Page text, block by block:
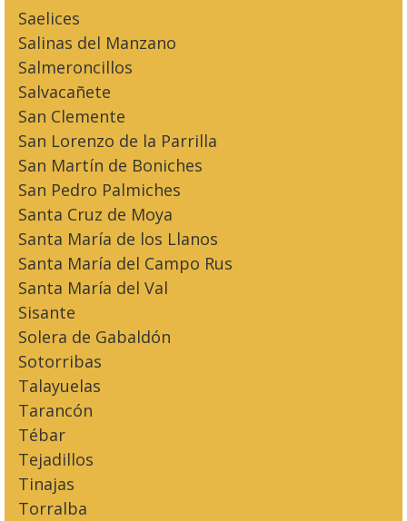
Saelices
Salinas del Manzano
Salmeroncillos
Salvacañete
San Clemente
San Lorenzo de la Parrilla
San Martín de Boniches
San Pedro Palmiches
Santa Cruz de Moya
Santa María de los Llanos
Santa María del Campo Rus
Santa María del Val
Sisante
Solera de Gabaldón
Sotorribas
Talayuelas
Tarancón
Tébar
Tejadillos
Tinajas
Torralba